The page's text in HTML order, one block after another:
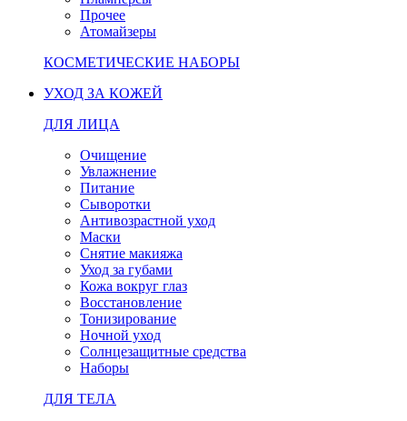
Прочее
Атомайзеры
КОСМЕТИЧЕСКИЕ НАБОРЫ
УХОД ЗА КОЖЕЙ
ДЛЯ ЛИЦА
Очищение
Увлажнение
Питание
Сыворотки
Антивозрастной уход
Маски
Снятие макияжа
Уход за губами
Кожа вокруг глаз
Восстановление
Тонизирование
Ночной уход
Солнцезащитные средства
Наборы
ДЛЯ ТЕЛА